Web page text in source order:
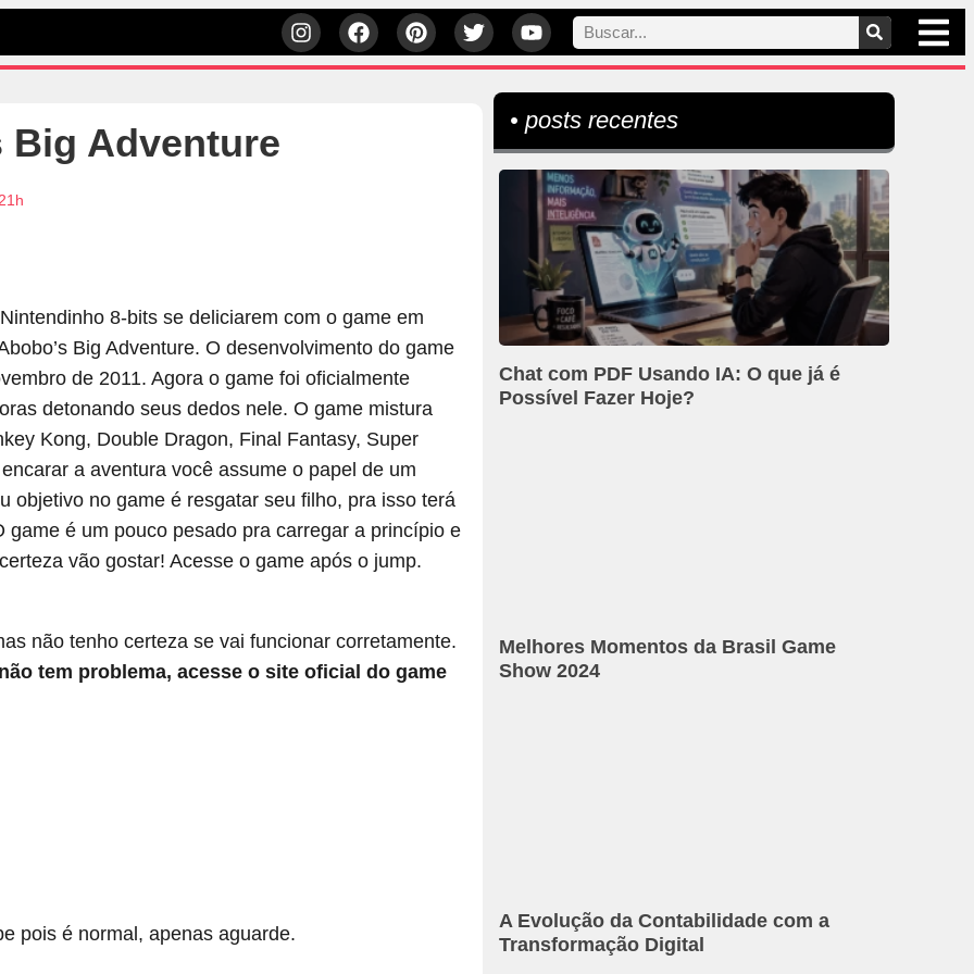
Big Adventure
8-bits se deliciarem com o game em
Big Adventure. O desenvolvimento do game
de 2011. Agora o game foi oficialmente
detonando seus dedos nele. O game mistura
Kong, Double Dragon, Final Fantasy, Super
a aventura você assume o papel de um
objetivo no game é resgatar seu filho, pra isso terá
é um pouco pesado pra carregar a princípio e
vão gostar! Acesse o game após o jump.
não tenho certeza se vai funcionar corretamente.
tem problema, acesse o site oficial do game
pois é normal, apenas aguarde.
• posts recentes
Chat com PDF Usando IA: O que já é
Possível Fazer Hoje?
Melhores Momentos da Brasil Game
Show 2024
A Evolução da Contabilidade com a
Transformação Digital